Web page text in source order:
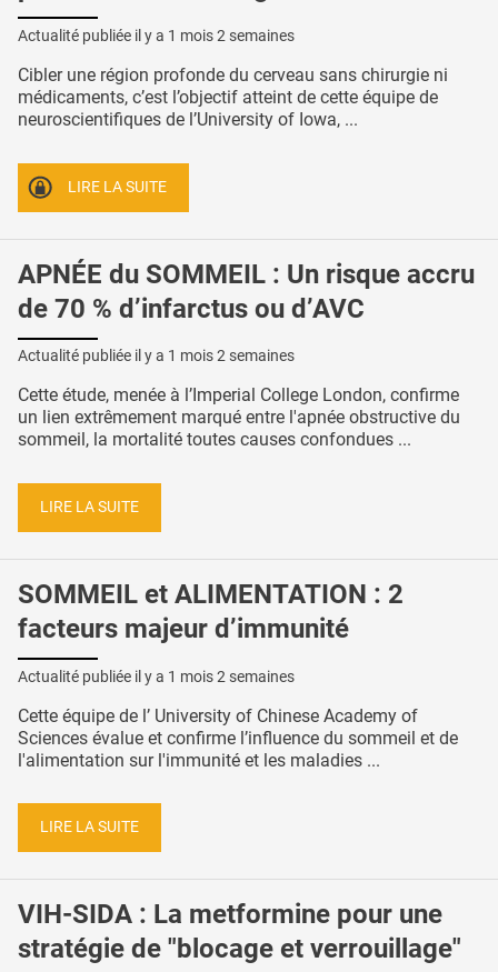
Actualité publiée il y a 1 mois 2 semaines
Cibler une région profonde du cerveau sans chirurgie ni
médicaments, c’est l’objectif atteint de cette équipe de
neuroscientifiques de l’University of Iowa, ...
LIRE LA SUITE
APNÉE du SOMMEIL : Un risque accru
de 70 % d’infarctus ou d’AVC
Actualité publiée il y a 1 mois 2 semaines
Cette étude, menée à l’Imperial College London, confirme
un lien extrêmement marqué entre l'apnée obstructive du
sommeil, la mortalité toutes causes confondues ...
LIRE LA SUITE
SOMMEIL et ALIMENTATION : 2
facteurs majeur d’immunité
Actualité publiée il y a 1 mois 2 semaines
Cette équipe de l’ University of Chinese Academy of
Sciences évalue et confirme l’influence du sommeil et de
l'alimentation sur l'immunité et les maladies ...
LIRE LA SUITE
VIH-SIDA : La metformine pour une
stratégie de "blocage et verrouillage"